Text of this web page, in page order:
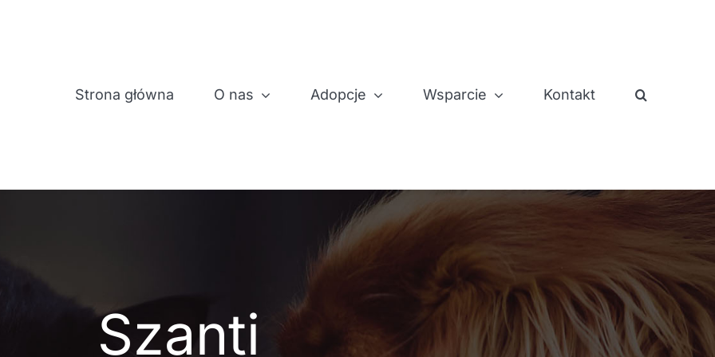
Strona główna O nas Adopcje Wsparcie Kontakt
Szanti